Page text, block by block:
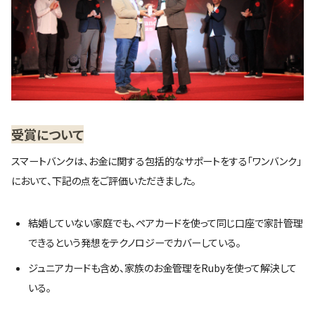
受賞について
スマートバンクは、お金に関する包括的なサポートをする「ワンバンク」
において、下記の点をご評価いただきました。
結婚していない家庭でも、ペアカードを使って同じ口座で家計管理
できるという発想をテクノロジーでカバーしている。
ジュニアカードも含め、家族のお金管理をRubyを使って解決して
いる。